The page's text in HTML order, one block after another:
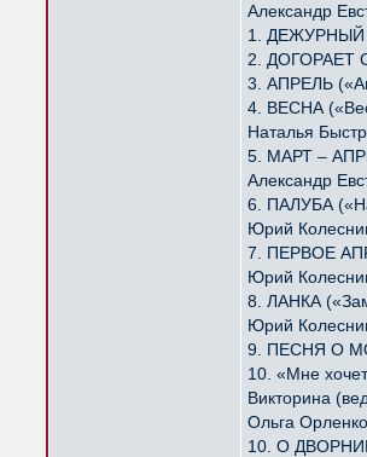
Александр
1. ДЕЖУРНЫЙ
2. ДОГОРАЕТ
3. АПРЕЛЬ
4. ВЕСНА
Наталья
5. МАРТ –
Александр
6. ПАЛУБА
Юрий
7. ПЕРВОЕ
Юрий
8. ЛАНКА
Юрий
9. ПЕСНЯ О
10. «Мне
Викторина
Ольга Орленко
10. О